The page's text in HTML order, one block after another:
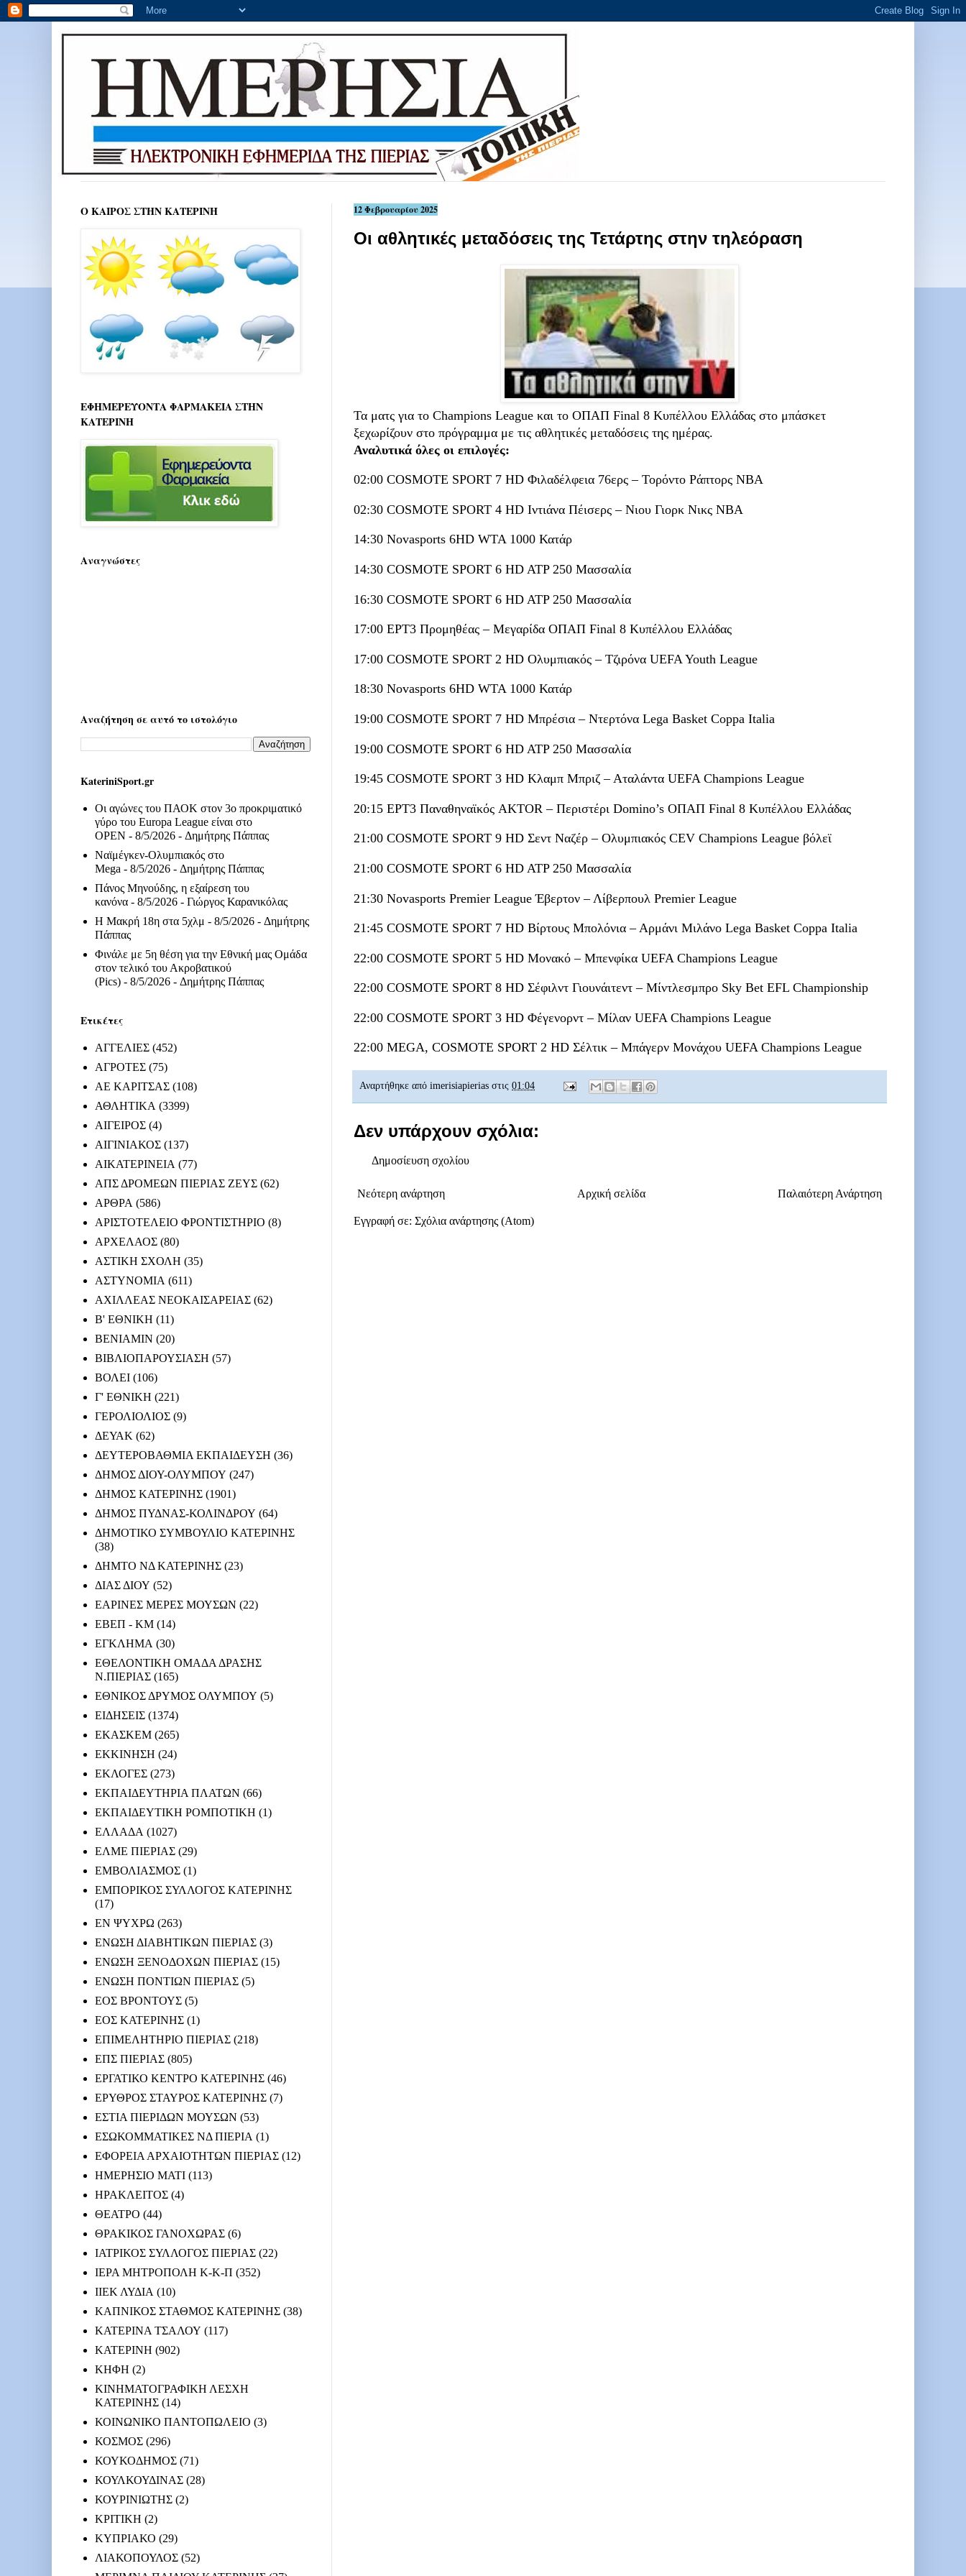
12 Φεβρουαρίου 2025
Οι αθλητικές μεταδόσεις της Τετάρτης στην τηλεόραση
Τα ματς για το Champions League και το ΟΠΑΠ Final 8 Κυπέλλου Ελλάδας στο μπάσκετ
ξεχωρίζουν στο πρόγραμμα με τις αθλητικές μεταδόσεις της ημέρας.
Αναλυτικά όλες οι επιλογές:
02:00 COSMOTE SPORT 7 HD Φιλαδέλφεια 76ερς – Τορόντο Ράπτορς NBA
02:30 COSMOTE SPORT 4 HD Ιντιάνα Πέισερς – Νιου Γιορκ Νικς NBA
14:30 Novasports 6HD WTA 1000 Κατάρ
14:30 COSMOTE SPORT 6 HD ATP 250 Μασσαλία
16:30 COSMOTE SPORT 6 HD ATP 250 Μασσαλία
17:00 ΕΡΤ3 Προμηθέας – Μεγαρίδα ΟΠΑΠ Final 8 Κυπέλλου Ελλάδας
17:00 COSMOTE SPORT 2 HD Ολυμπιακός – Τζιρόνα UEFA Youth League
18:30 Novasports 6HD WTA 1000 Κατάρ
19:00 COSMOTE SPORT 7 HD Μπρέσια – Ντερτόνα Lega Basket Coppa Italia
19:00 COSMOTE SPORT 6 HD ATP 250 Μασσαλία
19:45 COSMOTE SPORT 3 HD Κλαμπ Μπριζ – Αταλάντα UEFA Champions League
20:15 ΕΡΤ3 Παναθηναϊκός AKTOR – Περιστέρι Domino’s ΟΠΑΠ Final 8 Κυπέλλου Ελλάδας
21:00 COSMOTE SPORT 9 HD Σεντ Ναζέρ – Ολυμπιακός CEV Champions League βόλεϊ
21:00 COSMOTE SPORT 6 HD ATP 250 Μασσαλία
21:30 Novasports Premier League Έβερτον – Λίβερπουλ Premier League
21:45 COSMOTE SPORT 7 HD Βίρτους Μπολόνια – Αρμάνι Μιλάνο Lega Basket Coppa Italia
22:00 COSMOTE SPORT 5 HD Μονακό – Μπενφίκα UEFA Champions League
22:00 COSMOTE SPORT 8 HD Σέφιλντ Γιουνάιτεντ – Μίντλεσμπρο Sky Bet EFL Championship
22:00 COSMOTE SPORT 3 HD Φέγενορντ – Μίλαν UEFA Champions League
22:00 MEGA, COSMOTE SPORT 2 HD Σέλτικ – Μπάγερν Μονάχου UEFA Champions League
Αναρτήθηκε από imerisiapierias στις 01:04
Δεν υπάρχουν σχόλια:
Δημοσίευση σχολίου
Νεότερη ανάρτηση Παλαιότερη Ανάρτηση
Αρχική σελίδα
Εγγραφή σε: Σχόλια ανάρτησης (Atom)
Ο ΚΑΙΡΟΣ ΣΤΗΝ ΚΑΤΕΡΙΝΗ
ΕΦΗΜΕΡΕΥΟΝΤΑ ΦΑΡΜΑΚΕΙΑ ΣΤΗΝ
ΚΑΤΕΡΙΝΗ
Αναγνώστες
Αναζήτηση σε αυτό το ιστολόγιο
KateriniSport.gr
Οι αγώνες του ΠΑΟΚ στον 3ο προκριματικό
γύρο του Europa League είναι στο
OPEN - 8/5/2026 - Δημήτρης Πάππας
Ναϊμέγκεν-Ολυμπιακός στο
Mega - 8/5/2026 - Δημήτρης Πάππας
Πάνος Μηνούδης, η εξαίρεση του
κανόνα - 8/5/2026 - Γιώργος Καρανικόλας
Η Μακρή 18η στα 5χλμ - 8/5/2026 - Δημήτρης
Πάππας
Φινάλε με 5η θέση για την Εθνική μας Ομάδα
στον τελικό του Ακροβατικού
(Pics) - 8/5/2026 - Δημήτρης Πάππας
Ετικέτες
ΑΓΓΕΛΙΕΣ (452)
ΑΓΡΟΤΕΣ (75)
ΑΕ ΚΑΡΙΤΣΑΣ (108)
ΑΘΛΗΤΙΚΑ (3399)
ΑΙΓΕΙΡΟΣ (4)
ΑΙΓΙΝΙΑΚΟΣ (137)
ΑΙΚΑΤΕΡΙΝΕΙΑ (77)
ΑΠΣ ΔΡΟΜΕΩΝ ΠΙΕΡΙΑΣ ΖΕΥΣ (62)
ΑΡΘΡΑ (586)
ΑΡΙΣΤΟΤΕΛΕΙΟ ΦΡΟΝΤΙΣΤΗΡΙΟ (8)
ΑΡΧΕΛΑΟΣ (80)
ΑΣΤΙΚΗ ΣΧΟΛΗ (35)
ΑΣΤΥΝΟΜΙΑ (611)
ΑΧΙΛΛΕΑΣ ΝΕΟΚΑΙΣΑΡΕΙΑΣ (62)
Β' ΕΘΝΙΚΗ (11)
ΒΕΝΙΑΜΙΝ (20)
ΒΙΒΛΙΟΠΑΡΟΥΣΙΑΣΗ (57)
ΒΟΛΕΙ (106)
Γ' ΕΘΝΙΚΗ (221)
ΓΕΡΟΛΙΟΛΙΟΣ (9)
ΔΕΥΑΚ (62)
ΔΕΥΤΕΡΟΒΑΘΜΙΑ ΕΚΠΑΙΔΕΥΣΗ (36)
ΔΗΜΟΣ ΔΙΟΥ-ΟΛΥΜΠΟΥ (247)
ΔΗΜΟΣ ΚΑΤΕΡΙΝΗΣ (1901)
ΔΗΜΟΣ ΠΥΔΝΑΣ-ΚΟΛΙΝΔΡΟΥ (64)
ΔΗΜΟΤΙΚΟ ΣΥΜΒΟΥΛΙΟ ΚΑΤΕΡΙΝΗΣ
(38)
ΔΗΜΤΟ ΝΔ ΚΑΤΕΡΙΝΗΣ (23)
ΔΙΑΣ ΔΙΟΥ (52)
ΕΑΡΙΝΕΣ ΜΕΡΕΣ ΜΟΥΣΩΝ (22)
ΕΒΕΠ - ΚΜ (14)
ΕΓΚΛΗΜΑ (30)
ΕΘΕΛΟΝΤΙΚΗ ΟΜΑΔΑ ΔΡΑΣΗΣ
Ν.ΠΙΕΡΙΑΣ (165)
ΕΘΝΙΚΟΣ ΔΡΥΜΟΣ ΟΛΥΜΠΟΥ (5)
ΕΙΔΗΣΕΙΣ (1374)
ΕΚΑΣΚΕΜ (265)
ΕΚΚΙΝΗΣΗ (24)
ΕΚΛΟΓΕΣ (273)
ΕΚΠΑΙΔΕΥΤΗΡΙΑ ΠΛΑΤΩΝ (66)
ΕΚΠΑΙΔΕΥΤΙΚΗ ΡΟΜΠΟΤΙΚΗ (1)
ΕΛΛΑΔΑ (1027)
ΕΛΜΕ ΠΙΕΡΙΑΣ (29)
ΕΜΒΟΛΙΑΣΜΟΣ (1)
ΕΜΠΟΡΙΚΟΣ ΣΥΛΛΟΓΟΣ ΚΑΤΕΡΙΝΗΣ
(17)
ΕΝ ΨΥΧΡΩ (263)
ΕΝΩΣΗ ΔΙΑΒΗΤΙΚΩΝ ΠΙΕΡΙΑΣ (3)
ΕΝΩΣΗ ΞΕΝΟΔΟΧΩΝ ΠΙΕΡΙΑΣ (15)
ΕΝΩΣΗ ΠΟΝΤΙΩΝ ΠΙΕΡΙΑΣ (5)
ΕΟΣ ΒΡΟΝΤΟΥΣ (5)
ΕΟΣ ΚΑΤΕΡΙΝΗΣ (1)
ΕΠΙΜΕΛΗΤΗΡΙΟ ΠΙΕΡΙΑΣ (218)
ΕΠΣ ΠΙΕΡΙΑΣ (805)
ΕΡΓΑΤΙΚΟ ΚΕΝΤΡΟ ΚΑΤΕΡΙΝΗΣ (46)
ΕΡΥΘΡΟΣ ΣΤΑΥΡΟΣ ΚΑΤΕΡΙΝΗΣ (7)
ΕΣΤΙΑ ΠΙΕΡΙΔΩΝ ΜΟΥΣΩΝ (53)
ΕΣΩΚΟΜΜΑΤΙΚΕΣ ΝΔ ΠΙΕΡΙΑ (1)
ΕΦΟΡΕΙΑ ΑΡΧΑΙΟΤΗΤΩΝ ΠΙΕΡΙΑΣ (12)
ΗΜΕΡΗΣΙΟ ΜΑΤΙ (113)
ΗΡΑΚΛΕΙΤΟΣ (4)
ΘΕΑΤΡΟ (44)
ΘΡΑΚΙΚΟΣ ΓΑΝΟΧΩΡΑΣ (6)
ΙΑΤΡΙΚΟΣ ΣΥΛΛΟΓΟΣ ΠΙΕΡΙΑΣ (22)
ΙΕΡΑ ΜΗΤΡΟΠΟΛΗ Κ-Κ-Π (352)
ΙΙΕΚ ΛΥΔΙΑ (10)
ΚΑΠΝΙΚΟΣ ΣΤΑΘΜΟΣ ΚΑΤΕΡΙΝΗΣ (38)
ΚΑΤΕΡΙΝΑ ΤΣΑΛΟΥ (117)
ΚΑΤΕΡΙΝΗ (902)
ΚΗΦΗ (2)
ΚΙΝΗΜΑΤΟΓΡΑΦΙΚΗ ΛΕΣΧΗ
ΚΑΤΕΡΙΝΗΣ (14)
ΚΟΙΝΩΝΙΚΟ ΠΑΝΤΟΠΩΛΕΙΟ (3)
ΚΟΣΜΟΣ (296)
ΚΟΥΚΟΔΗΜΟΣ (71)
ΚΟΥΛΚΟΥΔΙΝΑΣ (28)
ΚΟΥΡΙΝΙΩΤΗΣ (2)
ΚΡΙΤΙΚΗ (2)
ΚΥΠΡΙΑΚΟ (29)
ΛΙΑΚΟΠΟΥΛΟΣ (52)